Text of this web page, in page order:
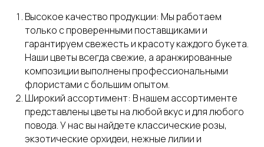
Высокое качество продукции: Мы работаем
только с проверенными поставщиками и
гарантируем свежесть и красоту каждого букета.
Наши цветы всегда свежие, а аранжированные
композиции выполнены профессиональными
флористами с большим опытом.
Широкий ассортимент: В нашем ассортименте
представлены цветы на любой вкус и для любого
повода. У нас вы найдете классические розы,
экзотические орхидеи, нежные лилии и